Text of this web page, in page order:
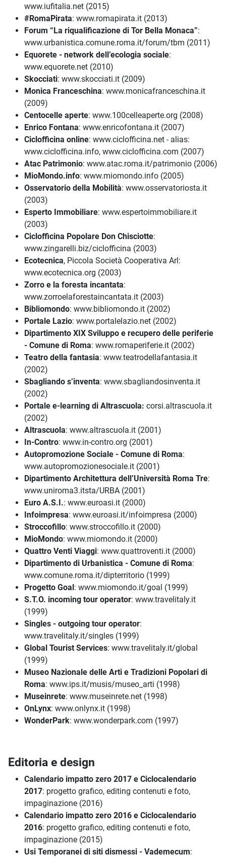
www.iufitalia.net (2015)
#RomaPirata: www.romapirata.it (2013)
Forum “La riqualificazione di Tor Bella Monaca”:
www.urbanistica.comune.roma.it/forum/tbm (2011)
Equorete - network dell’ecologia sociale:
www.equorete.net (2010)
Skocciati: www.skocciati.it (2009)
Monica Franceschina: www.monicafranceschina.it
(2009)
Centocelle aperte: www.100celleaperte.org (2008)
Enrico Fontana: www.enricofontana.it (2007)
Ciclofficina online: www.ciclofficina.net - alias:
www.ciclofficina.info, www.ciclofficina.com (2007)
Atac Patrimonio: www.atac.roma.it/patrimonio (2006)
MioMondo.info: www.miomondo.info (2005)
Osservatorio della Mobilità: www.osservatoriosta.it
(2003)
Esperto Immobiliare: www.espertoimmobiliare.it
(2003)
Ciclofficina Popolare Don Chisciotte:
www.zingarelli.biz/ciclofficina (2003)
Ecotecnica, Piccola Società Cooperativa Arl:
www.ecotecnica.org (2003)
Zorro e la foresta incantata:
www.zorroelaforestaincantata.it (2003)
Bibliomondo: www.bibliomondo.it (2002)
Portale Lazio: www.portalelazio.net (2002)
Dipartimento XIX Sviluppo e recupero delle periferie
- Comune di Roma: www.romaperiferie.it (2002)
Teatro della fantasia: www.teatrodellafantasia.it
(2002)
Sbagliando s’inventa: www.sbagliandosinventa.it
(2002)
Portale e-learning di Altrascuola: corsi.altrascuola.it
(2002)
Altrascuola: www.altrascuola.it (2001)
In-Contro: www.in-contro.org (2001)
Autopromozione Sociale - Comune di Roma:
www.autopromozionesociale.it (2001)
Dipartimento Architettura dell’Università Roma Tre:
www.uniroma3.itsta/URBA (2001)
Euro A.S.I.: www.euroasi.it (2000)
Infoimpresa: www.euroasi.it/infoimpresa (2000)
Stroccofillo: www.stroccofillo.it (2000)
MioMondo: www.miomondo.it (2000)
Quattro Venti Viaggi: www.quattroventi.it (2000)
Dipartimento di Urbanistica - Comune di Roma:
www.comune.roma.it/dipterritorio (1999)
Progetto Goal : www.miomondo.it/goal (1999)
S.T.O. incoming tour operator: www.travelitaly.it
(1999)
Singles - outgoing tour operator:
www.travelitaly.it/singles (1999)
Global Tourist Services: www.travelitaly.it/global
(1999)
Museo Nazionale delle Arti e Tradizioni Popolari di
Roma: www.ips.it/musis/museo_arti (1998)
Museinrete: www.museinrete.net (1998)
OnLynx: www.onlynx.it (1998)
WonderPark: www.wonderpark.com (1997)
Editoria e design
Calendario impatto zero 2017 e Ciclocalendario
2017: progetto grafico, editing contenuti e foto,
impaginazione (2016)
Calendario impatto zero 2016 e Ciclocalendario
2016: progetto grafico, editing contenuti e foto,
impaginazione (2015)
Usi Temporanei di siti dismessi - Vademecum: